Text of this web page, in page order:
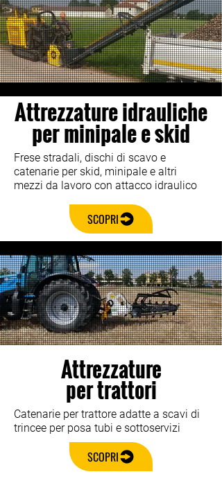
Attrezzature idrauliche
per minipale e skid
Frese stradali, dischi di scavo e
catenarie per skid, minipale e altri
mezzi da lavoro con attacco idraulico
SCOPRI
Attrezzature
per trattori
Catenarie per trattore adatte a scavi di
trincee per posa tubi e sottoservizi
SCOPRI